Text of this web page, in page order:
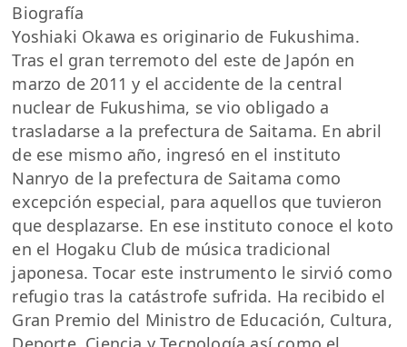
Biografía
Yoshiaki Okawa es originario de Fukushima.
Tras el gran terremoto del este de Japón en
marzo de 2011 y el accidente de la central
nuclear de Fukushima, se vio obligado a
trasladarse a la prefectura de Saitama. En abril
de ese mismo año, ingresó en el instituto
Nanryo de la prefectura de Saitama como
excepción especial, para aquellos que tuvieron
que desplazarse. En ese instituto conoce el koto
en el Hogaku Club de música tradicional
japonesa. Tocar este instrumento le sirvió como
refugio tras la catástrofe sufrida. Ha recibido el
Gran Premio del Ministro de Educación, Cultura,